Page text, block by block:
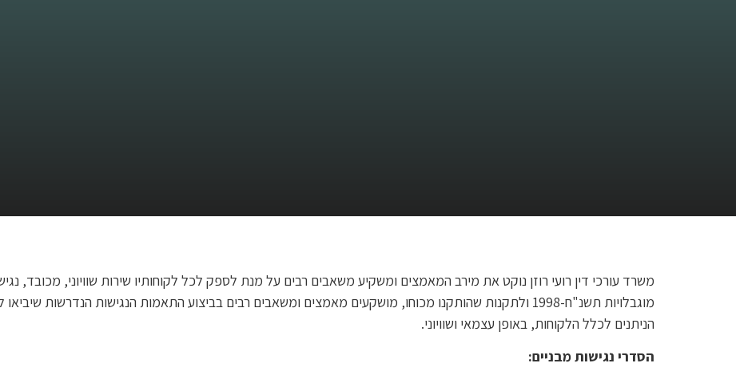
משרד עורכי דין רועי רוזן נוקט את מירב המאמצים ומשקיע משאבים רבים על מנת לספק לכל לקוחותיו שירות שוויוני, מכובד,
מוגבלויות תשנ"ח-1998 ולתקנות שהותקנו מכוחו, מושקעים מאמצים ומשאבים רבים בביצוע התאמות הנגישות
הניתנים לכלל הלקוחות, באופן עצמאי ושוויוני.
הסדרי נגישות מבניים: